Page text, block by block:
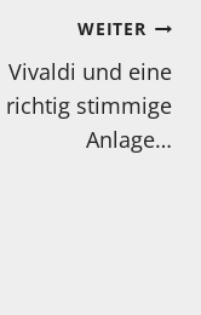
WEITER
Vivaldi und eine
richtig stimmige
Anlage…